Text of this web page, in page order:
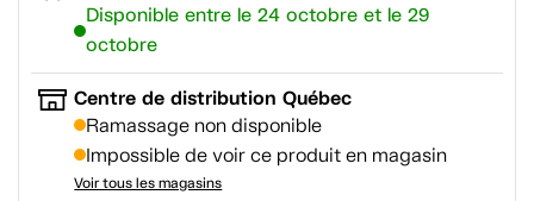
Disponible entre le 24 octobre et le 29
octobre
Centre de distribution Québec
Ramassage non disponible
Impossible de voir ce produit en magasin
Voir tous les magasins